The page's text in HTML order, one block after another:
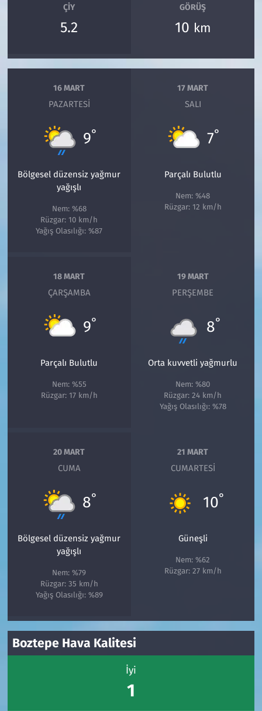
ÇIY
5.2
GÖRÜŞ
10 km
16 MART
PAZARTESI
9°
Bölgesel düzensiz yağmur
yağışlı
Nem: %68
Rüzgar: 10 km/h
Yağış Olasılığı: %87
17 MART
SALI
7°
Parçalı Bulutlu
Nem: %48
Rüzgar: 12 km/h
18 MART
ÇARŞAMBA
9°
Parçalı Bulutlu
Nem: %55
Rüzgar: 17 km/h
19 MART
PERŞEMBE
8°
Orta kuvvetli yağmurlu
Nem: %80
Rüzgar: 24 km/h
Yağış Olasılığı: %78
20 MART
CUMA
8°
Bölgesel düzensiz yağmur
yağışlı
Nem: %79
Rüzgar: 35 km/h
Yağış Olasılığı: %89
21 MART
CUMARTESI
10°
Güneşli
Nem: %62
Rüzgar: 27 km/h
Boztepe Hava Kalitesi
İyi
1